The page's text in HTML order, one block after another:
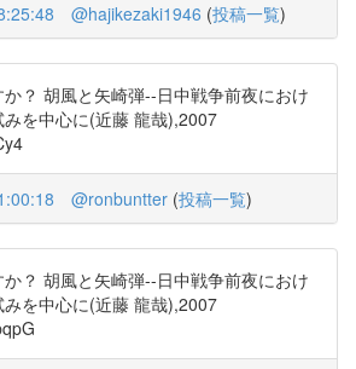
@hajikezaki1946 (投稿一覧)
？ 胡風と矢崎弾--日中戦争前夜におけ
を中心に(近藤 龍哉),2007
@ronbuntter (投稿一覧)
？ 胡風と矢崎弾--日中戦争前夜におけ
を中心に(近藤 龍哉),2007